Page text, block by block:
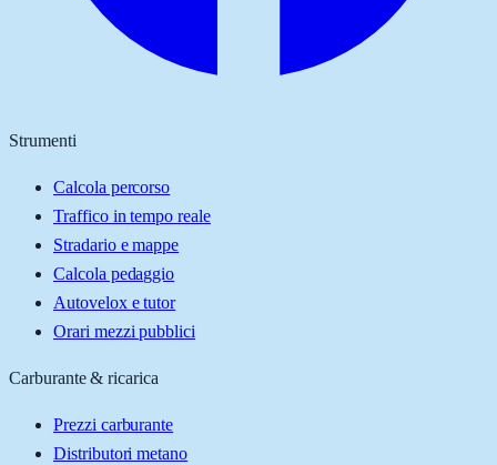
Strumenti
Calcola percorso
Traffico in tempo reale
Stradario e mappe
Calcola pedaggio
Autovelox e tutor
Orari mezzi pubblici
Carburante & ricarica
Prezzi carburante
Distributori metano